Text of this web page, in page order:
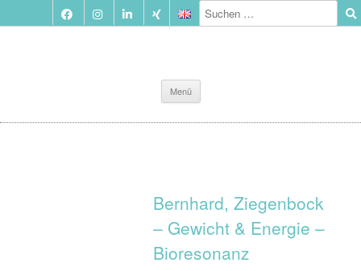
Menü
Inhalt
springen
Bernhard, Ziegenbock
– Gewicht & Energie –
Bioresonanz